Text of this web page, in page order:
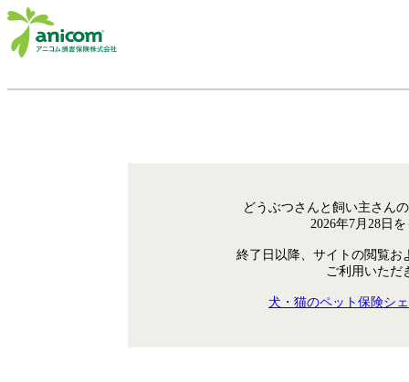
どうぶつさんと飼い主さん
2026年7月28日
終了日以降、サイトの閲覧お
ご利用いただ
犬・猫のペット保険シ